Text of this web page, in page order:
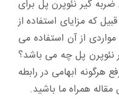
گیر نئوپرن پل برای
که مزایای استفاده از
از آن استفاده می
پل چه می باشد؟
هرگونه ابهامی در رابطه
مقاله همراه ما باشید.